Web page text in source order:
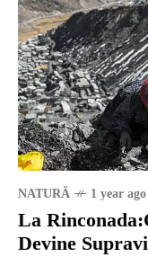
NATURĂ 1 year ago
La
Devine